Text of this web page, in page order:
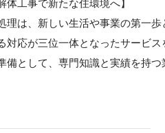
体工事で新たな住環境へ】
理は、新しい生活や事業の第一
対応が三位一体となったサービ
備として、専門知識と実績を持